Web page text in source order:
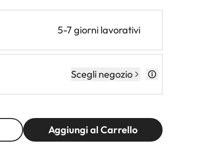
5-7 giorni lavorativi
Scegli negozio
Aggiungi al Carrello